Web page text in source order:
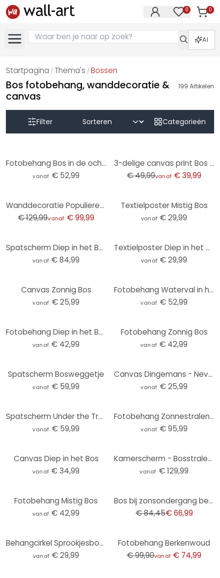
0 0
AI
Startpagina / Thema's /Bossen
Bos fotobehang, wanddecoratie &
canvas
199 Artikelen
Filter Categorieën
Fotobehang Bos in de ochtendmist - Maier
vanaf € 52,99
3-delige canvas print Bos Bomen Natuur
€ 49,99vanaf € 39,99
Wanddecoratie Populierenhout Berkenbomen
€ 129,99vanaf € 99,99
Textielposter Mistig Bos
vanaf € 29,99
Spatscherm Diep in het Bos
vanaf € 84,99
Textielposter Diep in het Bos
vanaf € 29,99
Canvas Zonnig Bos
vanaf € 25,99
Fotobehang Waterval in het Bos
vanaf € 52,99
Fotobehang Diep in het Bos
vanaf € 42,99
Fotobehang Zonnig Bos
vanaf € 42,99
Spatscherm Bosweggetje
vanaf € 59,99
Canvas Dingemans - Nevel in de Herfst
vanaf € 25,99
Spatscherm Under the Trees
vanaf € 59,99
Fotobehang Zonnestralen in het Bos
vanaf € 95,99
Canvas Diep in het Bos
vanaf € 34,99
Kamerscherm - Bosstralen, 3-delig
vanaf € 129,99
Fotobehang Mistig Bos
vanaf € 42,99
Bos bij zonsondergang behang Fotobehang Groen,Bloem 2,70 x 2,12 m
€ 84,45€ 66,99
Behangcirkel Sprookjesbos - Kiciak - vliesbehang/zelfklevend vliesbehang
vanaf € 29,99
Fotobehang Berkenwoud
€ 99,90vanaf € 74,99